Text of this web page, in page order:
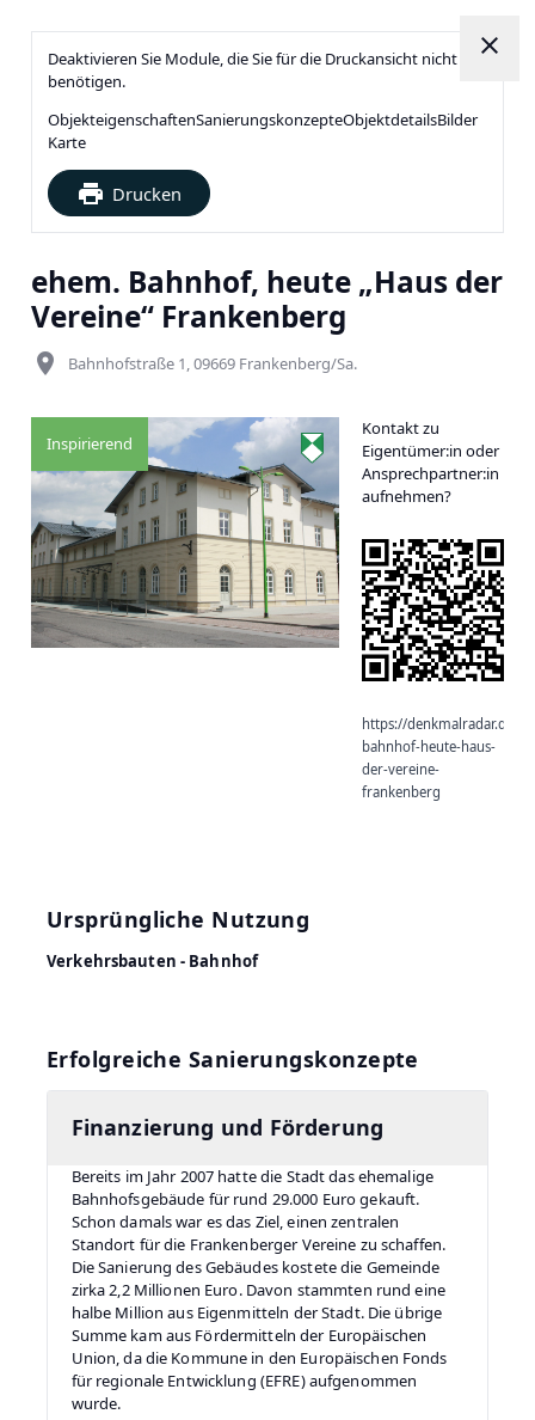
Deaktivieren Sie Module, die Sie für die Druckansicht nicht
benötigen.
ObjekteigenschaftenSanierungskonzepteObjektdetailsBilder
Karte
print Drucken
close
ehem. Bahnhof, heute „Haus der
Vereine“ Frankenberg
place Bahnhofstraße 1, 09669 Frankenberg/Sa.
Inspirierend
Kontakt zu
Eigentümer:in oder
Ansprechpartner:in
aufnehmen?
https://denkmalradar.de/
bahnhof-heute-haus-
der-vereine-
frankenberg
Ursprüngliche Nutzung
Verkehrsbauten - Bahnhof
Erfolgreiche Sanierungskonzepte
Finanzierung und Förderung
Bereits im Jahr 2007 hatte die Stadt das ehemalige
Bahnhofsgebäude für rund 29.000 Euro gekauft.
Schon damals war es das Ziel, einen zentralen
Standort für die Frankenberger Vereine zu schaffen.
Die Sanierung des Gebäudes kostete die Gemeinde
zirka 2,2 Millionen Euro. Davon stammten rund eine
halbe Million aus Eigenmitteln der Stadt. Die übrige
Summe kam aus Fördermitteln der Europäischen
Union, da die Kommune in den Europäischen Fonds
für regionale Entwicklung (EFRE) aufgenommen
wurde.